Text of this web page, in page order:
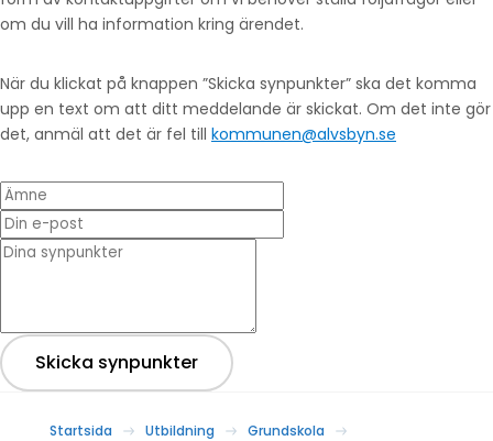
om du vill ha information kring ärendet.
När du klickat på knappen ”Skicka synpunkter” ska det komma
upp en text om att ditt meddelande är skickat. Om det inte gör
det, anmäl att det är fel till kommunen@alvsbyn.se
Ämne
Din e-post
* Dina synpunkter
Skicka synpunkter
Startsida Utbildning
Grundskola